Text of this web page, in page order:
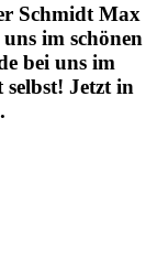
Schmidt Max
im schönen
bei uns im
Jetzt in